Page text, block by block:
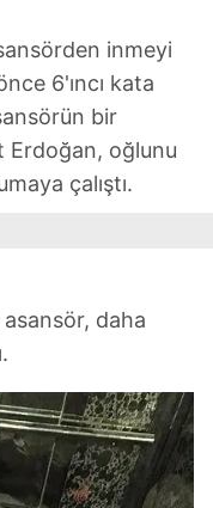
inmeyi
6'ıncı kata
bir
Erdoğan, oğlunu
çalıştı.
asansör, daha